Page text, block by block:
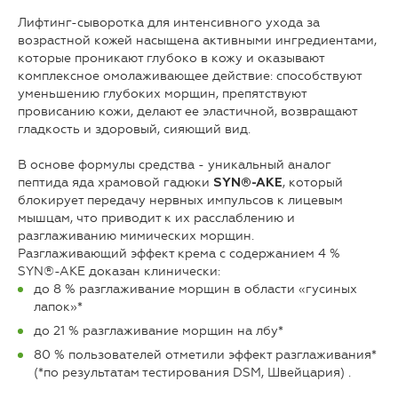
Лифтинг-сыворотка для интенсивного ухода за
возрастной кожей насыщена активными ингредиентами,
которые проникают глубоко в кожу и оказывают
комплексное омолаживающее действие: способствуют
уменьшению глубоких морщин, препятствуют
провисанию кожи, делают ее эластичной, возвращают
гладкость и здоровый, сияющий вид.
В основе формулы средства - уникальный аналог
пептида яда храмовой гадюки SYN®-AKE, который
блокирует передачу нервных импульсов к лицевым
мышцам, что приводит к их расслаблению и
разглаживанию мимических морщин.
Разглаживающий эффект крема с содержанием 4 %
SYN®-AKE доказан клинически:
до 8 % разглаживание морщин в области «гусиных
лапок»*
до 21 % разглаживание морщин на лбу*
80 % пользователей отметили эффект разглаживания*
(*по результатам тестирования DSM, Швейцария) .